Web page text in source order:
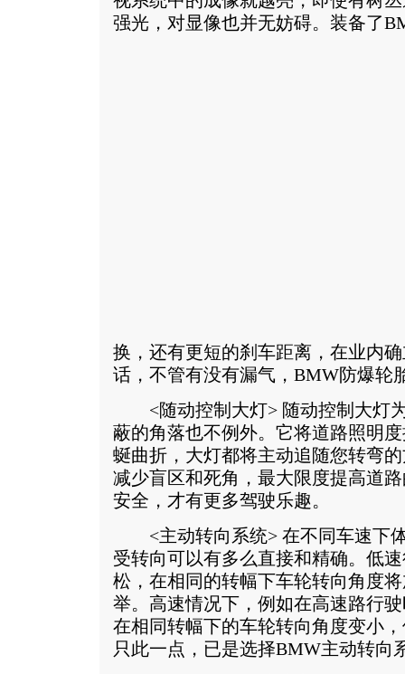
强光，对显像也并无妨碍。 装备了
换，还有更短的刹车距离，在业内
话，不管有没有漏气，BMW防爆轮
<随动控制大灯> 随动控制大灯
蔽的角落也不例外。它将道路照明
蜒曲折，大灯都将主动追随您转弯
减少盲区和死角，最大限度提高道
安全，才有更多驾驶乐趣。
<主动转向系统> 在不同车速下
受转向可以有多么直接和精确。低
松，在相同的转幅下车轮转向角度
举。高速情况下，例如在高速路行
在相同转幅下的车轮转向角度变小
只此一点，已是选择BMW主动转向